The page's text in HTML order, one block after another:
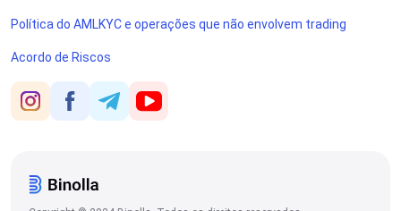
Política do AMLKYC e operações que não envolvem trading
Acordo de Riscos